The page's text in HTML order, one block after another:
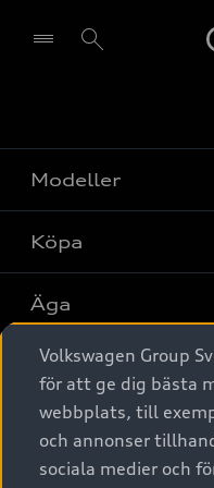
Modeller
Alla modeller
Elbilar
A6 modellerna
SUV
Avant
Köpa
Privaterbjudanden
Privatleasing
Nya bilar i lager
Begagnade bilar i lager
Äga
Service & tillbehör
Audi digital services
Originaltillbehör - köp
Tjänstebil
Tjänstebil
Business lease online
Om Audi Sverige
Volkswagen Group
för att ge dig bästa
webbplats, till
och annonser
sociala medier och